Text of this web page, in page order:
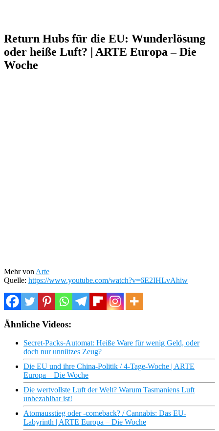
Return Hubs für die EU: Wunderlösung
oder heiße Luft? | ARTE Europa – Die
Woche
Mehr von Arte
Quelle: https://www.youtube.com/watch?v=6E2IHLvAhiw
Ähnliche Videos:
Secret-Packs-Automat: Heiße Ware für wenig Geld, oder
doch nur unnützes Zeug?
Die EU und ihre China-Politik / 4-Tage-Woche | ARTE
Europa – Die Woche
Die wertvollste Luft der Welt? Warum Tasmaniens Luft
unbezahlbar ist!
Atomausstieg oder -comeback? / Cannabis: Das EU-
Labyrinth | ARTE Europa – Die Woche